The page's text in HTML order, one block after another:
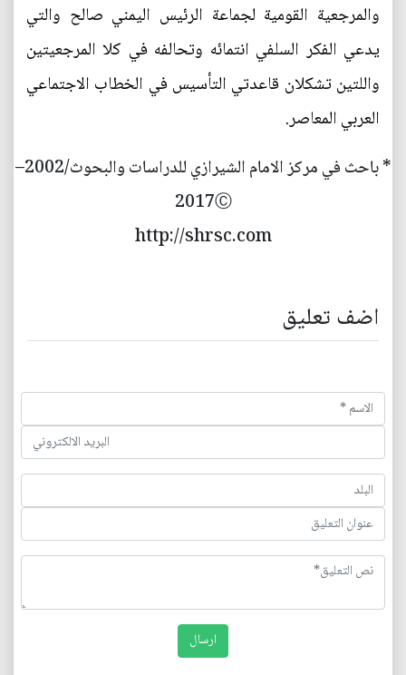
والمرجعية القومية لجماعة الرئيس اليمني صالح والتي
يدعي الفكر السلفي انتمائه وتحالفه في كلا المرجعيتين
واللتين تشكلان قاعدتي التأسيس في الخطاب الاجتماعي
العربي المعاصر.
* باحث في مركز الامام الشيرازي للدراسات والبحوث/2002–
2017Ⓒ
http://shrsc.com
اضف تعليق